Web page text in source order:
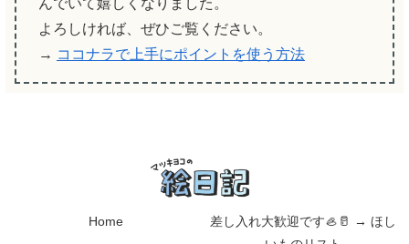
よろしければ、ぜひご覧ください。
→ ココナラで上手にポイントを使う方法
Home
差し入れ大歓迎です🦪🥛 → ほし